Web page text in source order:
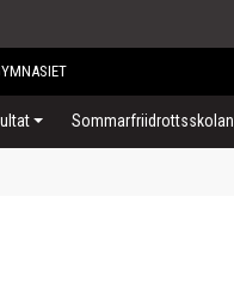
Sommarfriidrottsskolan